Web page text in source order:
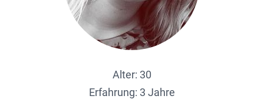
Alter: 30
Erfahrung: 3 Jahre